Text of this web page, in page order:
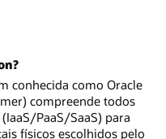
conhecida como Oracle
compreende todos
PaaS/SaaS) para
físicos escolhidos pelo